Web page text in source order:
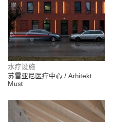
水疗设施
苏雷亚尼医疗中心 / Arhitekt
Must